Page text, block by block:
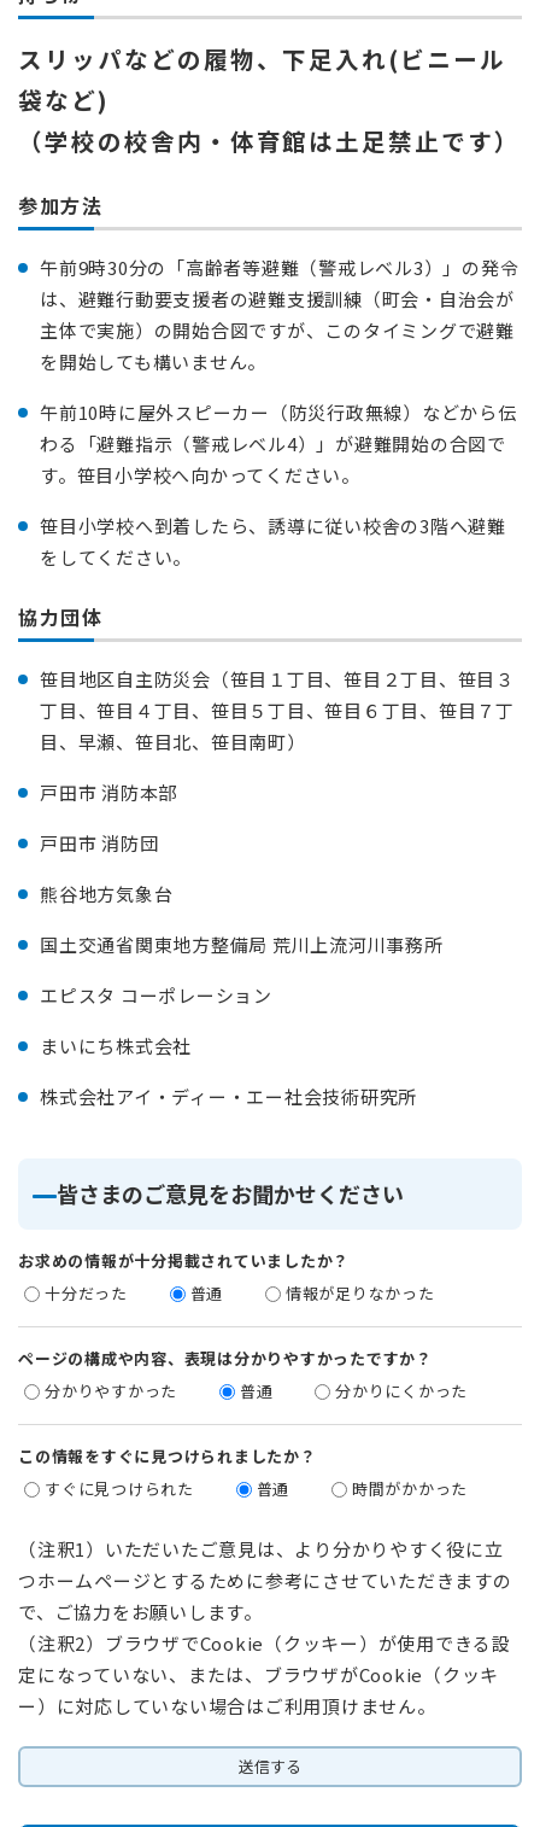
スリッパなどの履物、下足入れ(ビニール
袋など)
（学校の校舎内・体育館は土足禁止です）
参加方法
午前9時30分の「高齢者等避難（警戒レベル3）」の発令
は、避難行動要支援者の避難支援訓練（町会・自治会が
主体で実施）の開始合図ですが、このタイミングで避難
を開始しても構いません。
午前10時に屋外スピーカー（防災行政無線）などから伝
わる「避難指示（警戒レベル4）」が避難開始の合図で
す。笹目小学校へ向かってください。
笹目小学校へ到着したら、誘導に従い校舎の3階へ避難
をしてください。
協力団体
笹目地区自主防災会（笹目１丁目、笹目２丁目、笹目３
丁目、笹目４丁目、笹目５丁目、笹目６丁目、笹目７丁
目、早瀬、笹目北、笹目南町）
戸田市 消防本部
戸田市 消防団
熊谷地方気象台
国土交通省関東地方整備局 荒川上流河川事務所
エピスタ コーポレーション
まいにち株式会社
株式会社アイ・ディー・エー社会技術研究所
皆さまのご意見をお聞かせください
お求めの情報が十分掲載されていましたか？
十分だった
普通 情報が足りなかった
ページの構成や内容、表現は分かりやすかったですか？
分かりやすかった
普通 分かりにくかった
この情報をすぐに見つけられましたか？
すぐに見つけられた
普通 時間がかかった
（注釈1）いただいたご意見は、より分かりやすく役に立
つホームページとするために参考にさせていただきますの
で、ご協力をお願いします。
（注釈2）ブラウザでCookie（クッキー）が使用できる設
定になっていない、または、ブラウザがCookie（クッキ
ー）に対応していない場合はご利用頂けません。